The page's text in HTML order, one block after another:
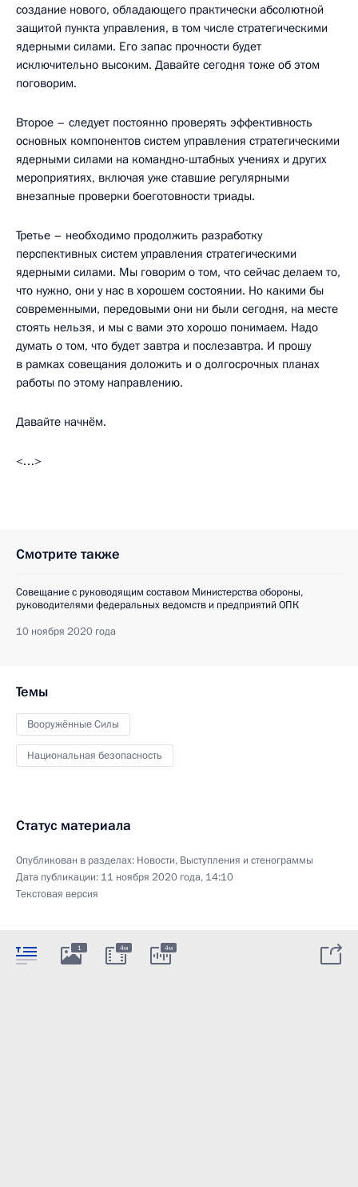
создание нового, обладающего практически абсолютной
защитой пункта управления, в том числе стратегическими
ядерными силами. Его запас прочности будет
исключительно высоким. Давайте сегодня тоже об этом
поговорим.
Второе – следует постоянно проверять эффективность
основных компонентов систем управления стратегическими
ядерными силами на командно-штабных учениях и других
мероприятиях, включая уже ставшие регулярными
внезапные проверки боеготовности триады.
Третье – необходимо продолжить разработку
перспективных систем управления стратегическими
ядерными силами. Мы говорим о том, что сейчас делаем то,
что нужно, они у нас в хорошем состоянии. Но какими бы
современными, передовыми они ни были сегодня, на месте
стоять нельзя, и мы с вами это хорошо понимаем. Надо
думать о том, что будет завтра и послезавтра. И прошу
в рамках совещания доложить и о долгосрочных планах
работы по этому направлению.
Давайте начнём.
<…>
Смотрите также
Совещание с руководящим составом Министерства обороны,
руководителями федеральных ведомств и предприятий ОПК
10 ноября 2020 года
Темы
Вооружённые Силы
Национальная безопасность
Статус материала
Опубликован в разделах: Новости, Выступления и стенограммы
Дата публикации: 11 ноября 2020 года, 14:10
Текстовая версия
1 4м 4м